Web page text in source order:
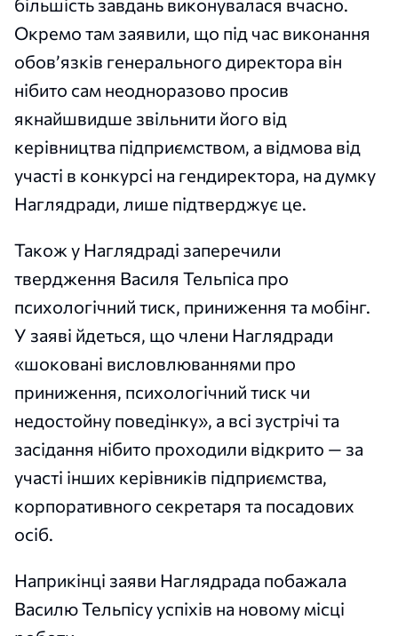
більшість завдань виконувалася вчасно.
Окремо там заявили, що під час виконання
обов’язків генерального директора він
нібито сам неодноразово просив
якнайшвидше звільнити його від
керівництва підприємством, а відмова від
участі в конкурсі на гендиректора, на думку
Наглядради, лише підтверджує це.
Також у Наглядраді заперечили
твердження Василя Тельпіса про
психологічний тиск, приниження та мобінг.
У заяві йдеться, що члени Наглядради
«шоковані висловлюваннями про
приниження, психологічний тиск чи
недостойну поведінку», а всі зустрічі та
засідання нібито проходили відкрито — за
участі інших керівників підприємства,
корпоративного секретаря та посадових
осіб.
Наприкінці заяви Наглядрада побажала
Василю Тельпісу успіхів на новому місці